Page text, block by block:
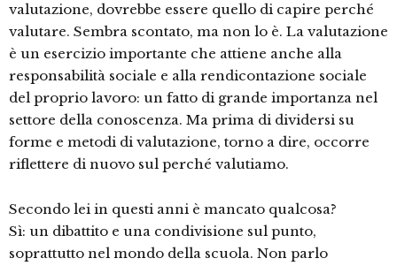
valutazione, dovrebbe essere quello di capire perché
valutare. Sembra scontato, ma non lo è. La valutazione
è un esercizio importante che attiene anche alla
responsabilità sociale e alla rendicontazione sociale
del proprio lavoro: un fatto di grande importanza nel
settore della conoscenza. Ma prima di dividersi su
forme e metodi di valutazione, torno a dire, occorre
riflettere di nuovo sul perché valutiamo.
Secondo lei in questi anni è mancato qualcosa?
Sì: un dibattito e una condivisione sul punto,
soprattutto nel mondo della scuola. Non parlo